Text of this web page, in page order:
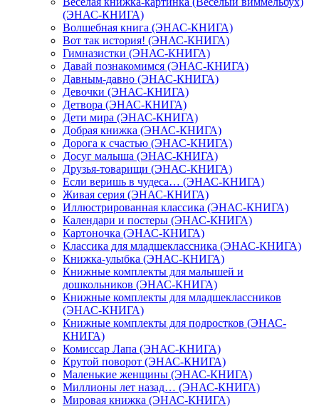
(ЭНАС-КНИГА)
Волшебная книга (ЭНАС-КНИГА)
Вот так история! (ЭНАС-КНИГА)
Гимназистки (ЭНАС-КНИГА)
Давай познакомимся (ЭНАС-КНИГА)
Давным-давно (ЭНАС-КНИГА)
Девочки (ЭНАС-КНИГА)
Детвора (ЭНАС-КНИГА)
Дети мира (ЭНАС-КНИГА)
Добрая книжка (ЭНАС-КНИГА)
Дорога к счастью (ЭНАС-КНИГА)
Досуг малыша (ЭНАС-КНИГА)
Друзья-товарищи (ЭНАС-КНИГА)
Если веришь в чудеса… (ЭНАС-КНИГА)
Живая серия (ЭНАС-КНИГА)
Иллюстрированная классика (ЭНАС-КНИГА)
Календари и постеры (ЭНАС-КНИГА)
Картоночка (ЭНАС-КНИГА)
Классика для младшеклассника (ЭНАС-КНИГА)
Книжка-улыбка (ЭНАС-КНИГА)
Книжные комплекты для малышей и
дошкольников (ЭНАС-КНИГА)
Книжные комплекты для младшеклассников
(ЭНАС-КНИГА)
Книжные комплекты для подростков (ЭНАС-
КНИГА)
Комиссар Лапа (ЭНАС-КНИГА)
Крутой поворот (ЭНАС-КНИГА)
Маленькие женщины (ЭНАС-КНИГА)
Миллионы лет назад… (ЭНАС-КНИГА)
Мировая книжка (ЭНАС-КНИГА)